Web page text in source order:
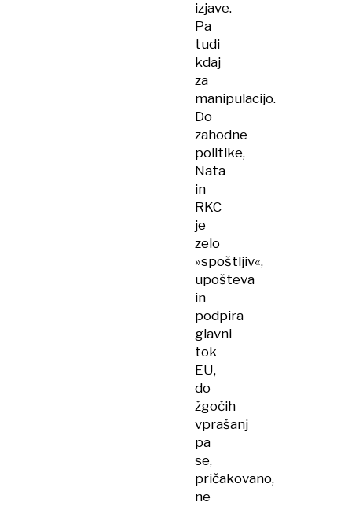
izjave.
Pa
tudi
kdaj
za
manipulacijo.
Do
zahodne
politike,
Nata
in
RKC
je
zelo
»spoštljiv«,
upošteva
in
podpira
glavni
tok
EU,
do
žgočih
vprašanj
pa
se,
pričakovano,
ne